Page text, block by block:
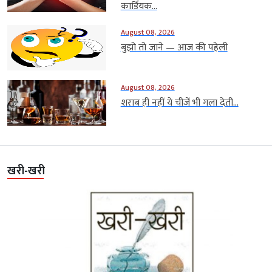
कार्डियक...
August 08, 2026
बुझो तो जाने — आज की पहेली
August 08, 2026
शराब ही नहीं ये चीजें भी गला देती...
खरी-खरी